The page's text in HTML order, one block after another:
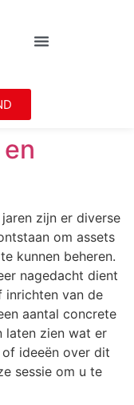
zijn er diverse
om assets
kunnen beheren.
nagedacht dient
van de
aantal concrete
laten zien wat er
ideeën over dit
sessie om u te